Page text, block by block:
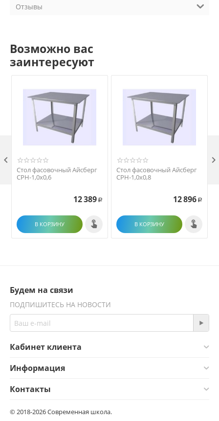
Отзывы
Возможно вас
заинтересуют
Стол фасовочный Айсберг
СРН-1,0х0,6
12 389 Р
В КОРЗИНУ
Стол фасовочный Айсберг
СРН-1,0х0,8
12 896 Р
В КОРЗИНУ
 
Будем на связи
ПОДПИШИТЕСЬ НА НОВОСТИ
Кабинет клиента
Информация
Контакты
© 2018-2026 Современная школа.